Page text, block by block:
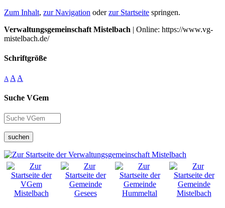
Zum Inhalt, zur Navigation oderzur Startseite springen.
Verwaltungsgemeinschaft Mistelbach | Online: https://www.vg-
mistelbach.de/
Schriftgröße
A A A
Suche VGem
suchen